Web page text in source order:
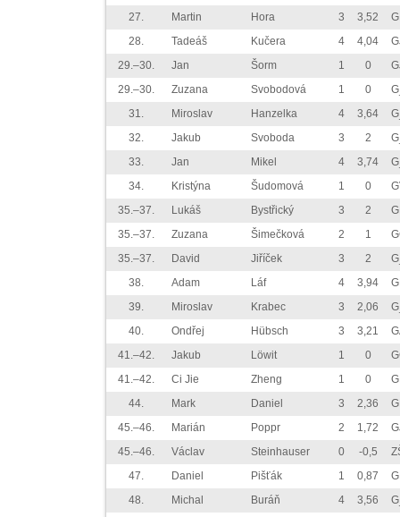
27.
Martin Hora 3 3,52
28.
Tadeáš Kučera 4 4,04
29.–30.
Jan Šorm 1 0
29.–30.
Zuzana Svobodová 1 0
31.
Miroslav Hanzelka 4 3,64
32.
Jakub Svoboda 3 2
33.
Jan Mikel 4 3,74
34.
Kristýna Šudomová 1 0
35.–37.
Lukáš Bystřický 3 2
35.–37.
Zuzana Šimečková 2 1
35.–37.
David Jiříček 3 2
38.
Adam Láf 4 3,94
39.
Miroslav Krabec 3 2,06
40.
Ondřej Hübsch 3 3,21
41.–42.
Jakub Löwit 1 0
41.–42.
Ci Jie Zheng 1 0
44.
Mark Daniel 3 2,36
45.–46.
Marián Poppr 2 1,72
45.–46.
Václav Steinhauser 0 -0,5
47.
Daniel Pišťák 1 0,87
48.
Michal Buráň 4 3,56